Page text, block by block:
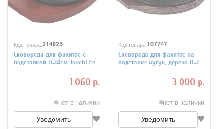
Код товара:214025
Сковорода для фахитос с
подставкой D=14см TouchLife
1 060 р.
нет в наличии
Уведомить
Код товара:107747
Сковорода для фахитос на
подставке чугун, дерево D=16
3 000 р.
нет в наличии
Уведомить